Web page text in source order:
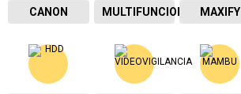
CANON MULTIFUNCIONAL MAXIFY